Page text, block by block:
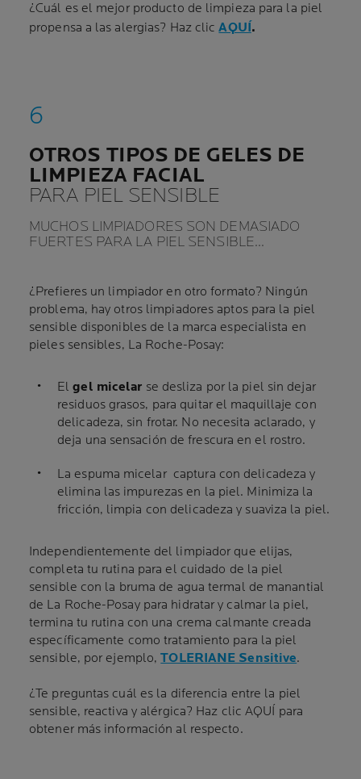
¿Cuál es el mejor producto de limpieza para la piel
propensa a las alergias? Haz clicAQUÍ.
OTROS TIPOS DE GELES DE
LIMPIEZA FACIAL
PARA PIEL SENSIBLE
MUCHOS LIMPIADORES SON DEMASIADO
FUERTES PARA LA PIEL SENSIBLE…
¿Prefieres un limpiador en otro formato? Ningún
problema, hay otros limpiadores aptos para la piel
sensible disponibles de la marca especialista en
pieles sensibles, La Roche-Posay:
Elgel micelar se desliza por la piel sin dejar
residuos grasos, para quitar el maquillaje con
delicadeza, sin frotar. No necesita aclarado, y
deja una sensación de frescura en el rostro.
La espuma micelar captura con delicadeza y
elimina las impurezas en la piel. Minimiza la
fricción, limpia con delicadeza y suaviza la piel.
Independientemente del limpiador que elijas,
completa tu rutina para el cuidado de la piel
sensible con la bruma de agua termal de manantial
de La Roche-Posay para hidratar y calmar la piel,
termina tu rutina con una crema calmante creada
específicamente como tratamiento para la piel
sensible, por ejemplo,TOLERIANE Sensitive.
¿Te preguntas cuál es la diferencia entre la piel
sensible, reactiva y alérgica? Haz clic AQUÍ para
obtener más información al respecto.